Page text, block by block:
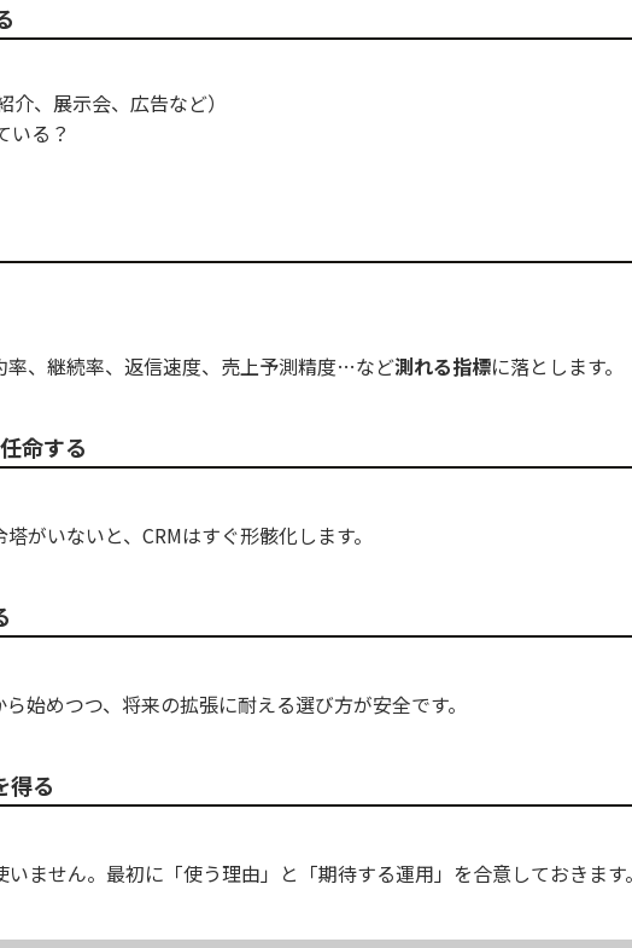
、展示会、広告など）
いる？
、継続率、返信速度、売上予測精度…など測れる指標に落とします。
命する
がいないと、CRMはすぐ形骸化します。
始めつつ、将来の拡張に耐える選び方が安全です。
得る
いません。最初に「使う理由」と「期待する運用」を合意しておきます